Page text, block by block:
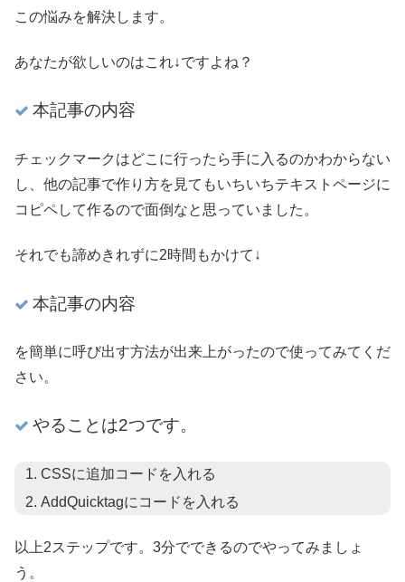
この悩みを解決します。
あなたが欲しいのはこれ↓ですよね？
本記事の内容
チェックマークはどこに行ったら手に入るのかわからない
し、他の記事で作り方を見てもいちいちテキストページに
コピペして作るので面倒なと思っていました。
それでも諦めきれずに2時間もかけて↓
本記事の内容
を簡単に呼び出す方法が出来上がったので使ってみてくだ
さい。
やることは2つです。
CSSに追加コードを入れる
AddQuicktagにコードを入れる
以上2ステップです。3分でできるのでやってみましょ
う。